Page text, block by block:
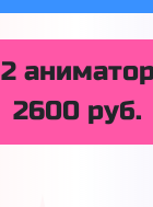
2
2600 руб.